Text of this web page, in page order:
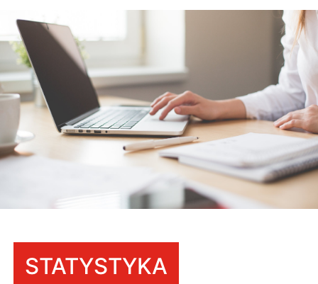
STATYSTYKA